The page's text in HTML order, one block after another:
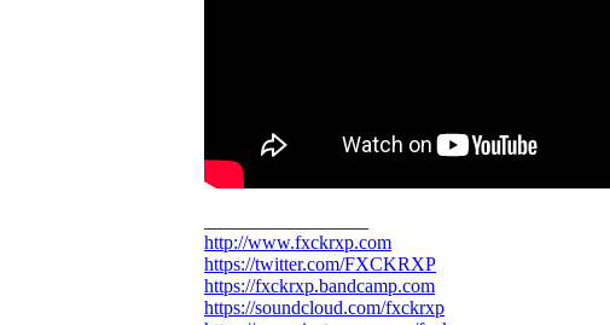
http://www.fxckrxp.com
https://twitter.com/FXCKRXP
https://fxckrxp.bandcamp.com
https://soundcloud.com/fxckrxp